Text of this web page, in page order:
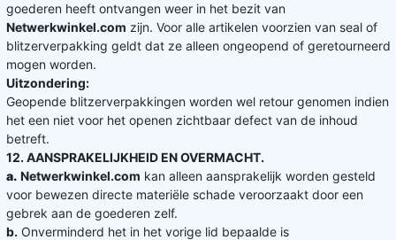
goederen heeft ontvangen weer in het bezit van
Netwerkwinkel.com zijn. Voor alle artikelen voorzien van seal of
blitzerverpakking geldt dat ze alleen ongeopend of geretourneerd
mogen worden.
Uitzondering:
Geopende blitzerverpakkingen worden wel retour genomen indien
het een niet voor het openen zichtbaar defect van de inhoud
betreft.
12. AANSPRAKELIJKHEID EN OVERMACHT.
a. Netwerkwinkel.com kan alleen aansprakelijk worden gesteld
voor bewezen directe materiële schade veroorzaakt door een
gebrek aan de goederen zelf.
b. Onverminderd het in het vorige lid bepaalde is